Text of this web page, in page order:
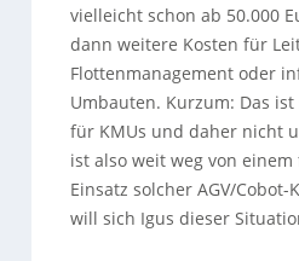
vielleicht schon ab 50.000
dann weitere Kosten für
Flottenmanagement oder
Umbauten. Kurzum: Das
für KMUs und daher nicht
ist also weit weg von
Einsatz solcher AGV/Cobot-
will sich Igus dieser